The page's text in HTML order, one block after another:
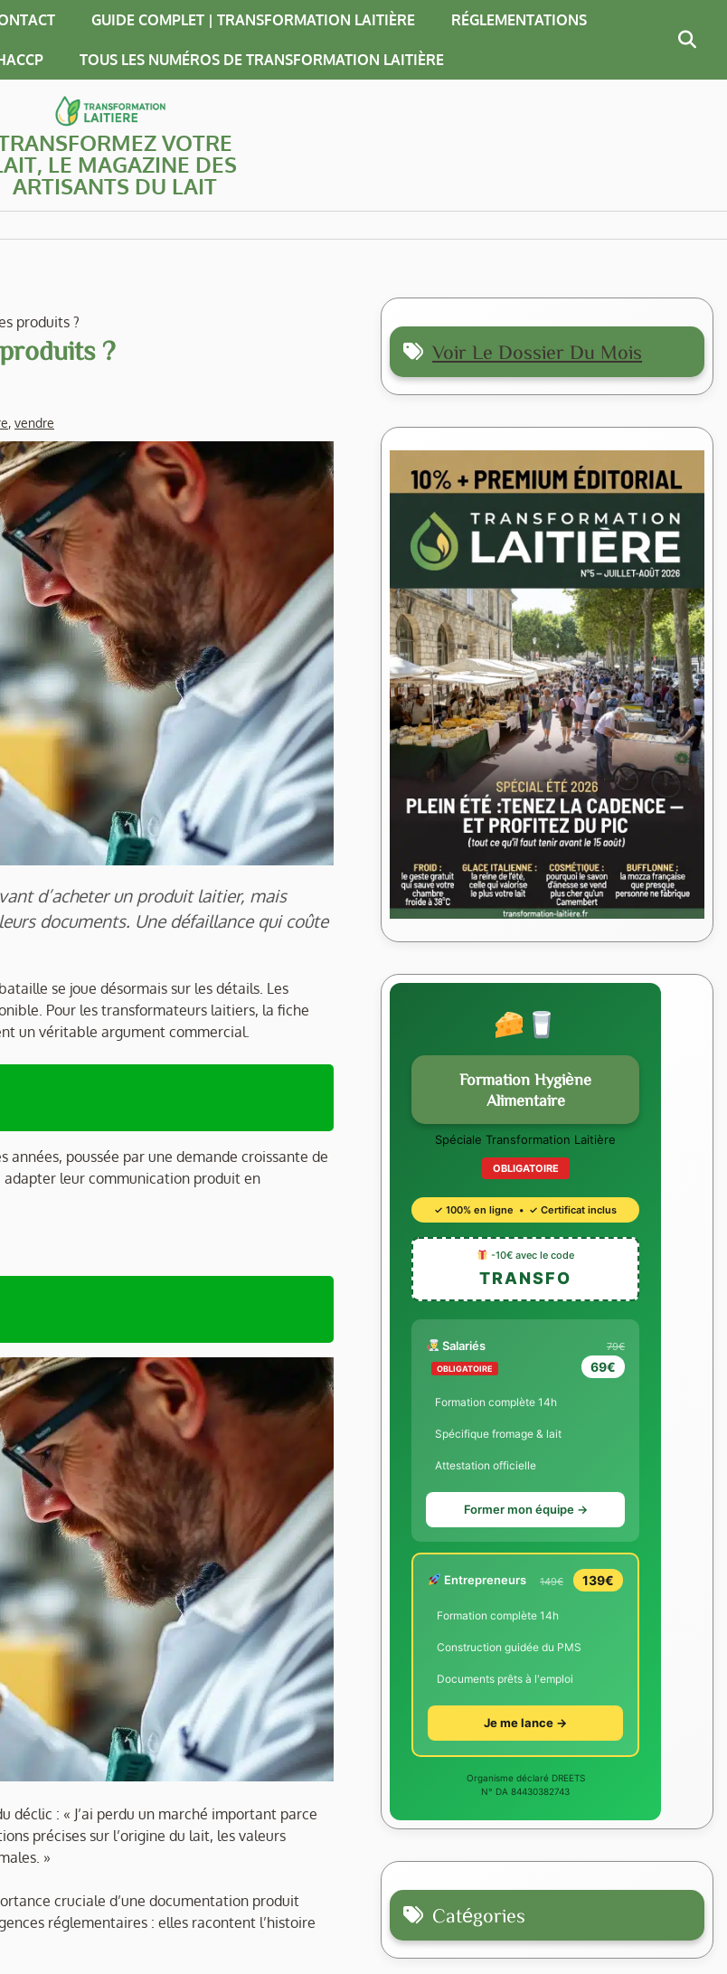
GUIDE COMPLET | TRANSFORMATION LAITIÈRE RÉGLEMENTATIONS
TOUS LES NUMÉROS DE TRANSFORMATION LAITIÈRE
VOTRE
LE MAGAZINE DES
ARTISANTS DU LAIT
produits ?
?
, vendre
d’acheter un produit laitier, mais
documents. Une défaillance qui coûte
se joue désormais sur les détails. Les
Pour les transformateurs laitiers, la fiche
un véritable argument commercial.
poussée par une demande croissante de
adapter leur communication produit en
: « J’ai perdu un marché important parce
précises sur l’origine du lait, les valeurs
»
cruciale d’une documentation produit
réglementaires : elles racontent l’histoire
Voir Le Dossier Du Mois
Formation Hygiène
Alimentaire
Spéciale Transformation Laitière
OBLIGATOIRE
✓ 100% en ligne • ✓ Certificat inclus
-10€ avec le code
TRANSFO
Salariés
OBLIGATOIRE
79€
69€
Formation complète 14h
Spécifique fromage & lait
Attestation officielle
Former mon équipe →
Entrepreneurs 149€ 139€
Formation complète 14h
Construction guidée du PMS
Documents prêts à l'emploi
Je me lance →
Organisme déclaré DREETS
N° DA 84430382743
Catégories